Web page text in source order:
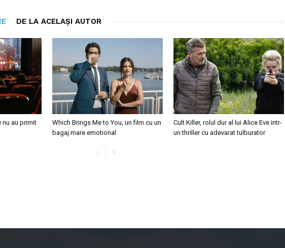
DE LA ACELAȘI AUTOR
nu au primit
Which Brings Me to You, un film cu un
bagaj mare emotional
Cult Killer, rolul dur al lui Alice Eve intr-
un thriller cu adevarat tulburator